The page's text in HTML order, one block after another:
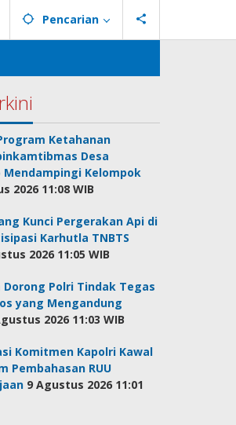
Pencarian
Ketahanan
Desa
Mendampingi Kelompok
2026 11:08 WIB
Kunci Pergerakan Api di
Karhutla TNBTS
2026 11:05 WIB
Dorong Polri Tindak Tegas
yang Mengandung
2026 11:03 WIB
Komitmen Kapolri Kawal
Pembahasan RUU
9 Agustus 2026 11:01